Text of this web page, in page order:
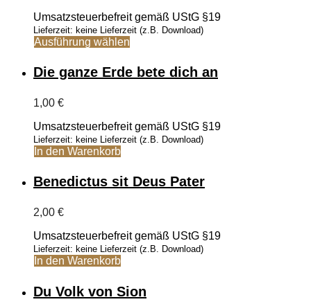
bis
3,00 €
Umsatzsteuerbefreit gemäß UStG §19
Lieferzeit: keine Lieferzeit (z.B. Download)
Ausführung wählen
weist
mehrere
Optionen
können
Produktseite
gewählt
Die ganze Erde bete dich an
1,00 €
Umsatzsteuerbefreit gemäß UStG §19
Lieferzeit: keine Lieferzeit (z.B. Download)
In den Warenkorb
Benedictus sit Deus Pater
2,00 €
Umsatzsteuerbefreit gemäß UStG §19
Lieferzeit: keine Lieferzeit (z.B. Download)
In den Warenkorb
Du Volk von Sion